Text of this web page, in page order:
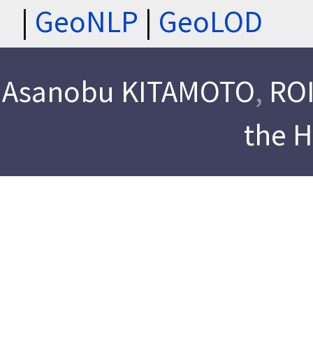
| GeoNLP | GeoLOD
Asanobu KITAMOTO,
the